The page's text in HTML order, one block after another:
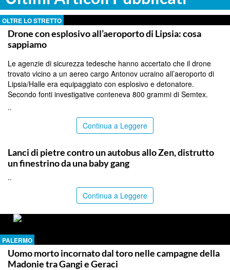
OLTRE LO STRETTO
Drone con esplosivo all’aeroporto di Lipsia: cosa
sappiamo
Le agenzie di sicurezza tedesche hanno accertato che il drone
trovato vicino a un aereo cargo Antonov ucraino all’aeroporto di
Lipsia/Halle era equipaggiato con esplosivo e detonatore.
Secondo fonti investigative conteneva 800 grammi di Semtex.
..
Continua a Leggere
Lanci di pietre contro un autobus allo Zen, distrutto
un finestrino da una baby gang
..
Continua a Leggere
PALERMO
Uomo morto incornato dal toro nelle campagne della
Madonie tra Gangi e Geraci